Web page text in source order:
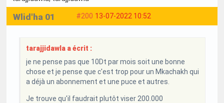
#200 13-07-2022 10:52
Wlid'ha 01
tarajjidawla a écrit :
je ne pense pas que 10Dt par mois soit une bonne
chose et je pense que c'est trop pour un Mkachakh qui
a déjà un abonnement et une puce et autres.
Je trouve qu'il faudrait plutôt viser 200.000